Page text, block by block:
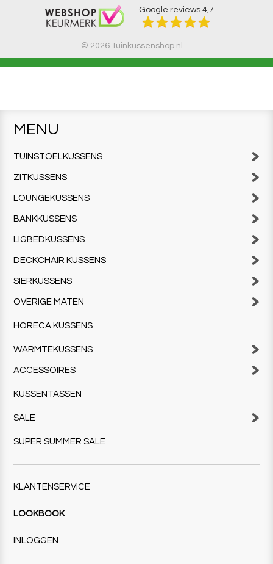
Google reviews 4,7
© 2026 Tuinkussenshop.nl
MENU
TUINSTOELKUSSENS
ZITKUSSENS
LOUNGEKUSSENS
BANKKUSSENS
LIGBEDKUSSENS
DECKCHAIR KUSSENS
SIERKUSSENS
OVERIGE MATEN
HORECA KUSSENS
WARMTEKUSSENS
ACCESSOIRES
KUSSENTASSEN
SALE
SUPER SUMMER SALE
KLANTENSERVICE
LOOKBOOK
INLOGGEN